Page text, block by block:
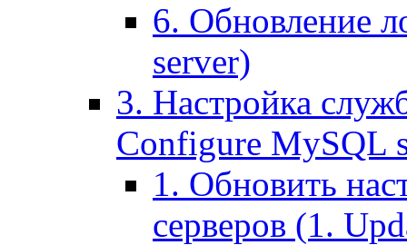
6. Обновление
server)
3. Настройка
Configure MySQL
1. Обновить
серверов (1.